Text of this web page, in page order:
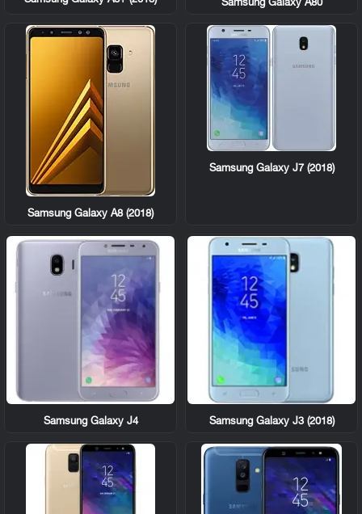
Samsung Galaxy A80
Samsung Galaxy J7 (2018)
Samsung Galaxy A8 (2018)
Samsung Galaxy J3 (2018)
Samsung Galaxy J4